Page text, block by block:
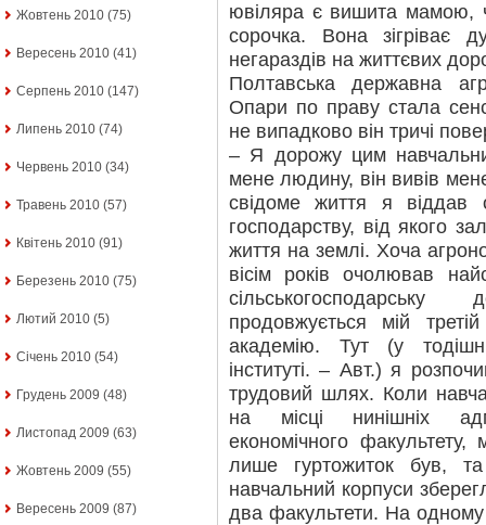
Жовтень 2010 (75)
Вересень 2010 (41)
Серпень 2010 (147)
Липень 2010 (74)
Червень 2010 (34)
Травень 2010 (57)
Квітень 2010 (91)
Березень 2010 (75)
Лютий 2010 (5)
Січень 2010 (54)
Грудень 2009 (48)
Листопад 2009 (63)
Жовтень 2009 (55)
Вересень 2009 (87)
ювіляра є вишита мамою,
сорочка. Вона зігріває
негараздів на життєвих
Полтавська державна
Опари по праву стала
не випадково він тричі
– Я дорожу цим
мене людину, він вивів
свідоме життя я віддав
господарству, від якого
життя на землі. Хоча
вісім років очолював
продовжується мій
академію. Тут (у
інституті. – Авт.) я
трудовий шлях. Коли
на місці нинішніх
економічного
лише гуртожиток був,
навчальний корпуси
два факультети. На